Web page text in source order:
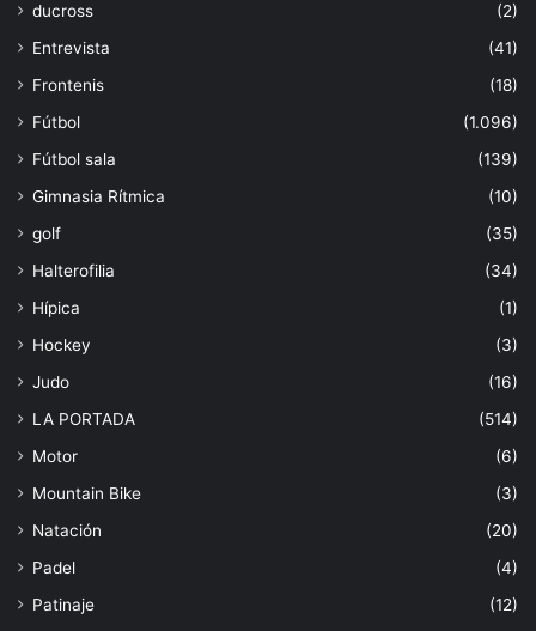
ducross
(2)
Entrevista
(41)
Frontenis
(18)
Fútbol
(1.096)
Fútbol sala
(139)
Gimnasia Rítmica
(10)
golf
(35)
Halterofilia
(34)
Hípica
(1)
Hockey
(3)
Judo
(16)
LA PORTADA
(514)
Motor
(6)
Mountain Bike
(3)
Natación
(20)
Padel
(4)
Patinaje
(12)